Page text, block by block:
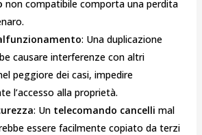
non compatibile comporta una perdita
: Una duplicazione
causare interferenze con altri
peggiore dei casi, impedire
l’accesso alla proprietà.
: Un telecomando cancelli mal
essere facilmente copiato da terzi